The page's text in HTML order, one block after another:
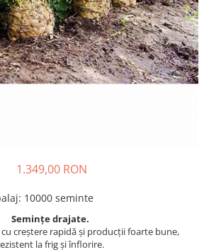
1.349,00 RON
: 10000 seminte
Semințe drajate.
creștere rapidă și producții foarte bune,
la frig și înflorire.